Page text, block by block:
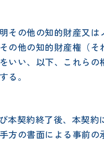
その他の知的財産又は
の他の知的財産権（
いい、以下、これら
る。
本契約終了後、本契
方の書面による事前